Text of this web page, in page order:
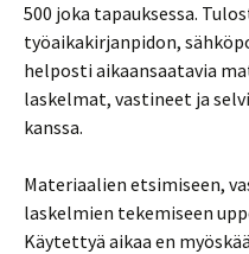
500 joka tapauksessa.
työaikakirjanpidon,
helposti aikaansaatavia
laskelmat, vastineet ja
kanssa.
Materiaalien etsimiseen,
laskelmien tekemiseen
Käytettyä aikaa en